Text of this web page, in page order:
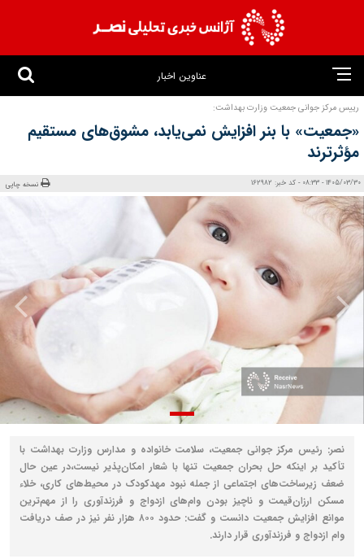
عناوین اخبار
رییس مرکز جوانی جمعیت وزارت بهداشت:
«جمعیت» با بنر افزایش نمی‌یابد، مشوق‌های مستقیم
مؤثرترند
1405/03/30 - 08:33 - کد خبر: 162982 نسخه چاپی
نصر: رئیس مرکز جوانی جمعیت، سلامت خانواده و مدارس وزارت بهداشت با
تأکید بر اینکه حل بحران جمعیت تنها با شعار امکان‌پذیر نیست،در عین حال
ضعف زیرساخت‌های اجتماعی از جمله نبود مهدکودک در محیط‌های کاری، خلاء
مسکن ارزان‌قیمت و ناچیز بودن وام‌های ازدواج و فرزندآوری را از مهم‌ترین
موانع افزایش جمعیت دانست و گفت: حدود ۸۰۰ هزار نفر نیز در صف دریافت
وام ازدواج و فرزندآوری قرار دارند.